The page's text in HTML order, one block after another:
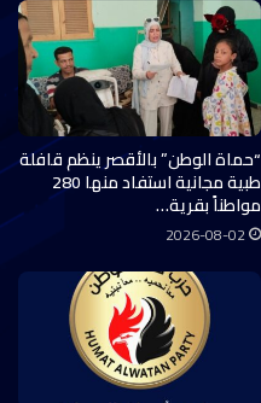
“حماة الوطن” بالأقصر ينظم قافلة
طبية مجانية استفاد منها 280
مواطناً بقرية…
2026-08-02